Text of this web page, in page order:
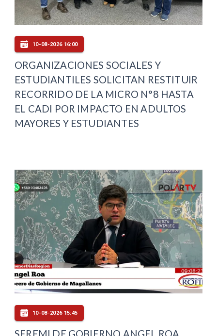
10-08-2026 16:00
ORGANIZACIONES SOCIALES Y
ESTUDIANTILES SOLICITAN RESTITUIR
RECORRIDO DE LA MICRO N°8 HASTA
EL CADI POR IMPACTO EN ADULTOS
MAYORES Y ESTUDIANTES
10-08-2026 15:45